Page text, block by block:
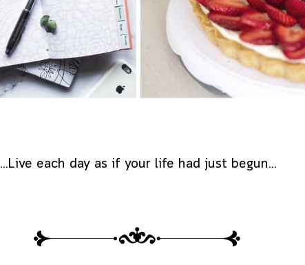
...Live each day as if your life had just begun...